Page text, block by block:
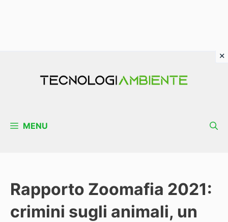
MENU
Rapporto Zoomafia 2021:
crimini sugli animali, un